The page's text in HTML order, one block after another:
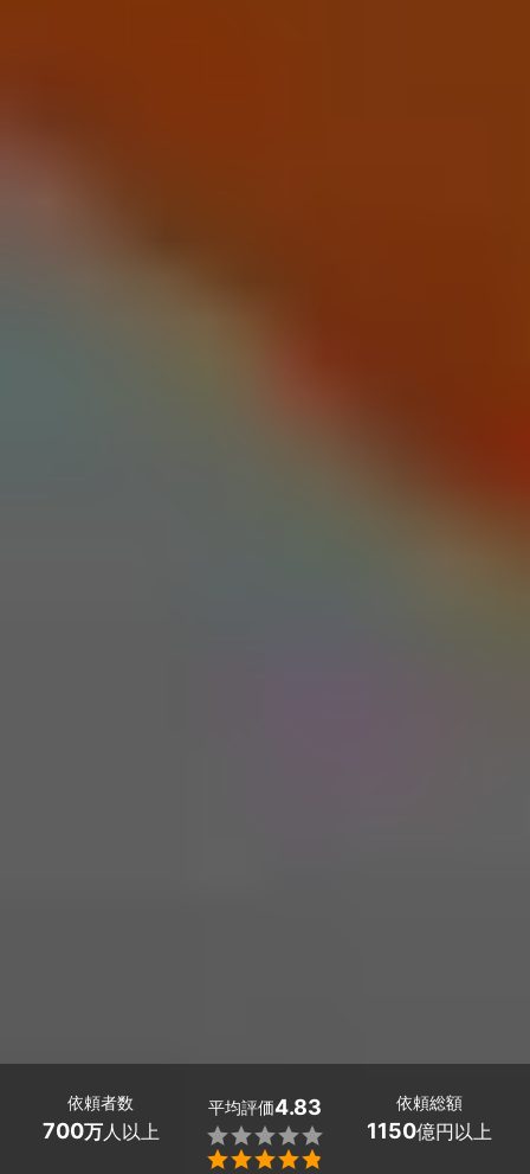
依頼者数
700万人以上
平均評価4.83


依頼総額
1150億円以上